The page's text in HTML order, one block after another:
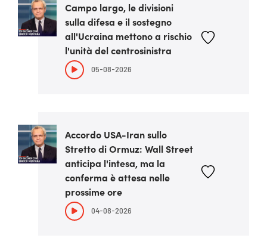
Campo largo, le divisioni
sulla difesa e il sostegno
all'Ucraina mettono a rischio
l'unità del centrosinistra
05-08-2026
Accordo USA-Iran sullo
Stretto di Ormuz: Wall Street
anticipa l'intesa, ma la
conferma è attesa nelle
prossime ore
04-08-2026